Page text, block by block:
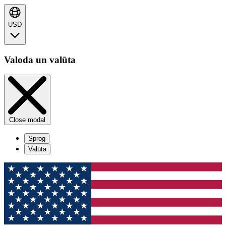
USD
Valoda un valūta
Close modal
Sprog
Valūta